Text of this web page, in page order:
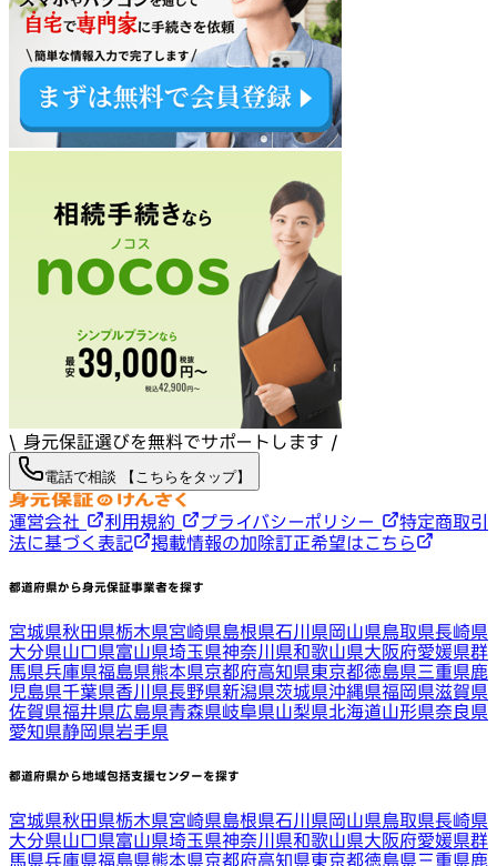
\ 身元保証選びを無料でサポートします /
電話で相談 【こちらをタップ】
運営会社 利用規約 プライバシーポリシー
特定商取引
法に基づく表記
掲載情報の加除訂正希望はこちら
都道府県から身元保証事業者を探す
宮城県秋田県栃木県宮崎県島根県石川県岡山県鳥取県長崎県
大分県山口県富山県埼玉県神奈川県和歌山県大阪府愛媛県群
馬県兵庫県福島県熊本県京都府高知県東京都徳島県三重県鹿
児島県千葉県香川県長野県新潟県茨城県沖縄県福岡県滋賀県
佐賀県福井県広島県青森県岐阜県山梨県北海道山形県奈良県
愛知県静岡県岩手県
都道府県から地域包括支援センターを探す
宮城県秋田県栃木県宮崎県島根県石川県岡山県鳥取県長崎県
大分県山口県富山県埼玉県神奈川県和歌山県大阪府愛媛県群
馬県兵庫県福島県熊本県京都府高知県東京都徳島県三重県鹿